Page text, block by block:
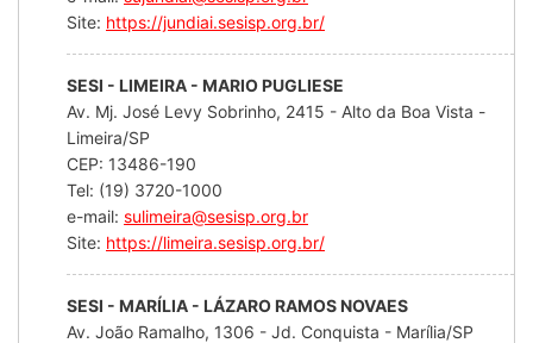
Site: https://jundiai.sesisp.org.br/
SESI - LIMEIRA - MARIO PUGLIESE
Av. Mj. José Levy Sobrinho, 2415 - Alto da Boa Vista -
Limeira/SP
CEP: 13486-190
Tel: (19) 3720-1000
e-mail: sulimeira@sesisp.org.br
Site: https://limeira.sesisp.org.br/
SESI - MARÍLIA - LÁZARO RAMOS NOVAES
Av. João Ramalho, 1306 - Jd. Conquista - Marília/SP